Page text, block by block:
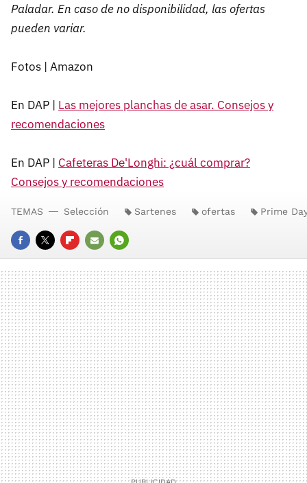
Paladar. En caso de no disponibilidad, las ofertas
pueden variar.
Fotos | Amazon
En DAP | Las mejores planchas de asar. Consejos y
recomendaciones
En DAP | Cafeteras De'Longhi: ¿cuál comprar?
Consejos y recomendaciones
FACEBOOK
TWITTERFLIPBOARD
E-
MAIL
WHATSAPP
TEMAS Selección Sartenes ofertas Prime